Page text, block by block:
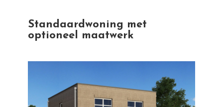
Standaardwoning met
optioneel maatwerk